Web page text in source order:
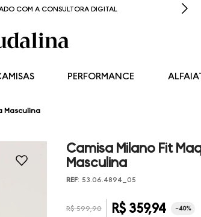
COM A CONSULTORA DIGITAL
PERFORMANCE
Masculina
Camisa Milano Fit
Masculina
REF: 53.06.4894_05
R$ 599,90 R$ 359,94 -40%